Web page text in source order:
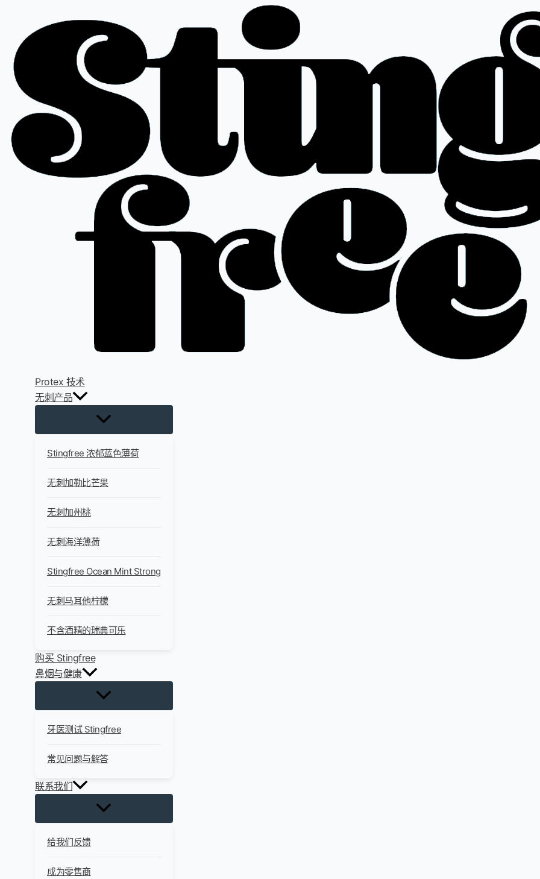
容
Protex 技术
无刺产品
Stingfree 浓郁蓝色薄荷
无刺加勒比芒果
无刺加州桃
无刺海洋薄荷
Stingfree Ocean Mint Strong
无刺马耳他柠檬
不含酒精的瑞典可乐
购买 Stingfree
鼻烟与健康
牙医测试 Stingfree
常见问题与解答
联系我们
给我们反馈
成为零售商